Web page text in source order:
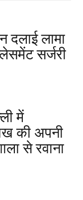
लामा
सर्जरी
में
की अपनी
से रवाना